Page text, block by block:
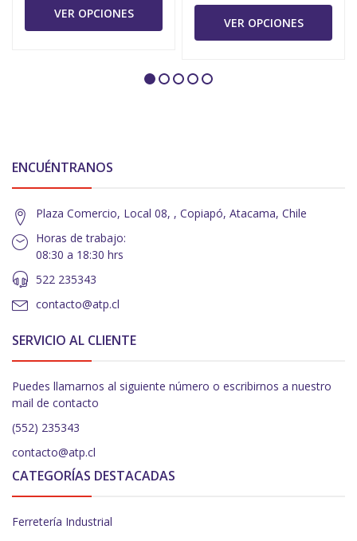
VER OPCIONES
VER OPCIONES
ENCUÉNTRANOS
Plaza Comercio, Local 08, , Copiapó, Atacama, Chile
Horas de trabajo:
08:30 a 18:30 hrs
522 235343
contacto@atp.cl
SERVICIO AL CLIENTE
Puedes llamarnos al siguiente número o escribirnos a nuestro
mail de contacto
(552) 235343
contacto@atp.cl
CATEGORÍAS DESTACADAS
Ferretería Industrial